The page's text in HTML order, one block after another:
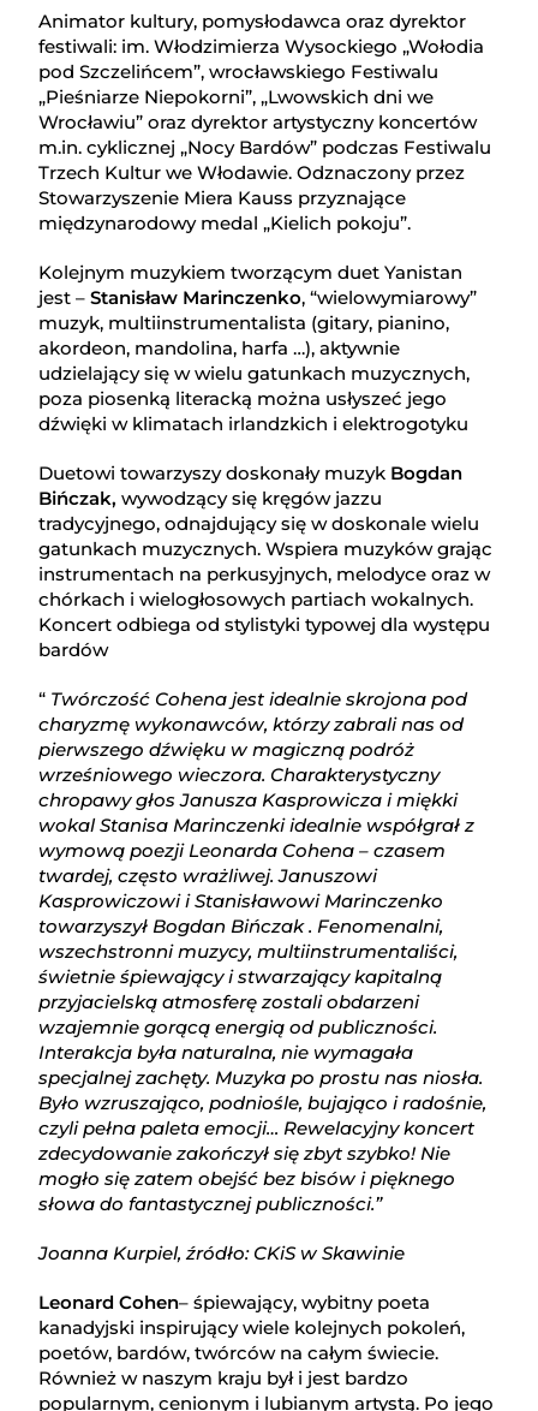
Animator kultury, pomysłodawca oraz dyrektor
festiwali: im. Włodzimierza Wysockiego „Wołodia
pod Szczelińcem”, wrocławskiego Festiwalu
„Pieśniarze Niepokorni”, „Lwowskich dni we
Wrocławiu” oraz dyrektor artystyczny koncertów
m.in. cyklicznej „Nocy Bardów” podczas Festiwalu
Trzech Kultur we Włodawie. Odznaczony przez
Stowarzyszenie Miera Kauss przyznające
międzynarodowy medal „Kielich pokoju”.
Kolejnym muzykiem tworzącym duet Yanistan
jest –Stanisław Marinczenko, “wielowymiarowy”
muzyk, multiinstrumentalista (gitary, pianino,
akordeon, mandolina, harfa …), aktywnie
udzielający się w wielu gatunkach muzycznych,
poza piosenką literacką można usłyszeć jego
dźwięki w klimatach irlandzkich i elektrogotyku
Duetowi towarzyszy doskonały muzyk Bogdan
Bińczak, wywodzący się kręgów jazzu
tradycyjnego, odnajdujący się w doskonale wielu
gatunkach muzycznych. Wspiera muzyków grając
instrumentach na perkusyjnych, melodyce oraz w
chórkach i wielogłosowych partiach wokalnych.
Koncert odbiega od stylistyki typowej dla występu
bardów
“ Twórczość Cohena jest idealnie skrojona pod
charyzmę wykonawców, którzy zabrali nas od
pierwszego dźwięku w magiczną podróż
wrześniowego wieczora. Charakterystyczny
chropawy głos Janusza Kasprowicza i miękki
wokal Stanisa Marinczenki idealnie współgrał z
wymową poezji Leonarda Cohena – czasem
twardej, często wrażliwej. Januszowi
Kasprowiczowi i Stanisławowi Marinczenko
towarzyszył Bogdan Bińczak . Fenomenalni,
wszechstronni muzycy, multiinstrumentaliści,
świetnie śpiewający i stwarzający kapitalną
przyjacielską atmosferę zostali obdarzeni
wzajemnie gorącą energią od publiczności.
Interakcja była naturalna, nie wymagała
specjalnej zachęty. Muzyka po prostu nas niosła.
Było wzruszająco, podniośle, bujająco i radośnie,
czyli pełna paleta emocji… Rewelacyjny koncert
zdecydowanie zakończył się zbyt szybko! Nie
mogło się zatem obejść bez bisów i pięknego
słowa do fantastycznej publiczności.”
Joanna Kurpiel, źródło: CKiS w Skawinie
Leonard Cohen– śpiewający, wybitny poeta
kanadyjski inspirujący wiele kolejnych pokoleń,
poetów, bardów, twórców na całym świecie.
Również w naszym kraju był i jest bardzo
popularnym, cenionym i lubianym artystą. Po jego